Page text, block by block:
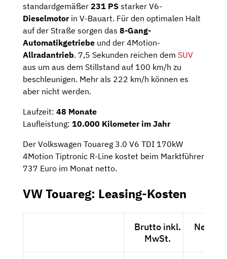
standardgemäßer 231 PS starker V6-
Dieselmotorin V-Bauart. Für den optimalen Halt
auf der Straße sorgen das 8-Gang-
Automatikgetriebe und der 4Motion-
Allradantrieb. 7,5 Sekunden reichen dem SUV
aus um aus dem Stillstand auf 100 km/h zu
beschleunigen. Mehr als 222 km/h können es
aber nicht werden.
Laufzeit: 48 Monate
Laufleistung: 10.000 Kilometer im Jahr
Der Volkswagen Touareg 3.0 V6 TDI 170kW
4Motion Tiptronic R-Line kostet beim Marktführer
737 Euro im Monat netto.
VW Touareg: Leasing-Kosten
Brutto inkl.
MwSt.
Netto